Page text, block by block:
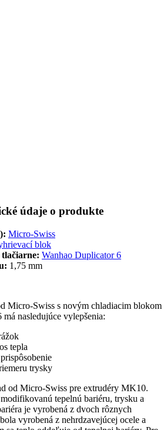
údaje o produkte
Micro-Swiss
blok
tlačiarne: Wanhao Duplicator 6
1,75 mm
Micro-Swiss s novým chladiacim blokom
nasledujúce vylepšenia:
tepla
trysky
od Micro-Swiss pre extrudéry MK10.
tepelnú bariéru, trysku a
je vyrobená z dvoch rôznych
vyrobená z nehrdzavejúcej ocele a